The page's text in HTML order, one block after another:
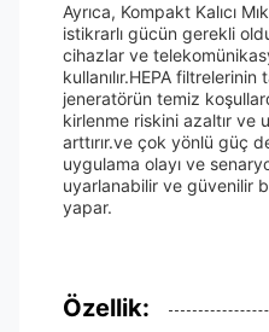
Ayrıca, Kompakt Kalıcı
istikrarlı gücün gerekli
cihazlar ve
kullanılır.HEPA filtrelerinin
jeneratörün temiz
kirlenme riskini azaltır ve
arttırır.ve çok yönlü güç
uygulama olayı ve
uyarlanabilir ve güvenilir
yapar.
Özellik: